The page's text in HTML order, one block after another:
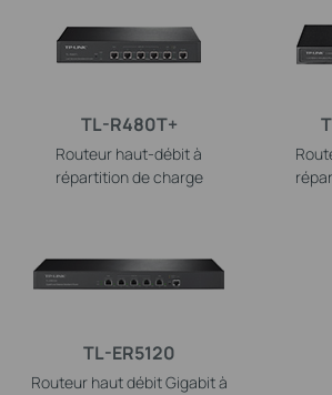
TL-R480T+
Routeur haut-débit à
répartition de charge
TL-ER5120
Routeur haut débit Gigabit à